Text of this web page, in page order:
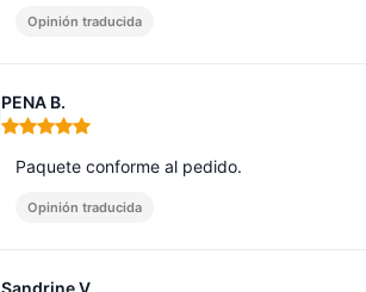
Opinión traducida
PENA B.
Nota: 5 de 5
Paquete conforme al pedido.
Opinión traducida